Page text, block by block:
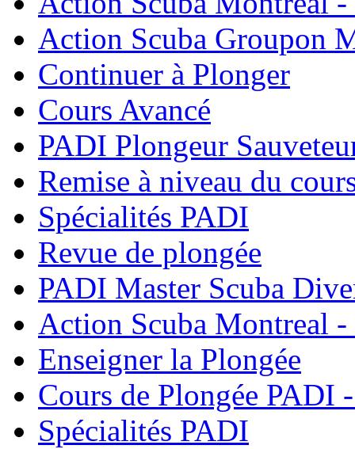
Action Scuba Groupon
Continuer à Plonger
Cours Avancé
PADI Plongeur
Remise à niveau du
Spécialités PADI
Revue de plongée
PADI Master Scuba
Action Scuba Montreal
Enseigner la Plongée
Cours de Plongée PADI
Spécialités PADI